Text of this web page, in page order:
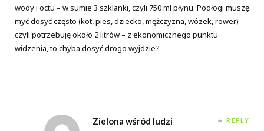
wody i octu – w sumie 3 szklanki, czyli 750 ml płynu. Podłogi muszę
myć dosyć często (kot, pies, dziecko, mężczyzna, wózek, rower) –
czyli potrzebuję około 2 litrów – z ekonomicznego punktu
widzenia, to chyba dosyć drogo wyjdzie?
Zielona wśród ludzi REPLY